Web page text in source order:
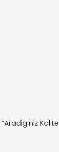
“Aradiginiz